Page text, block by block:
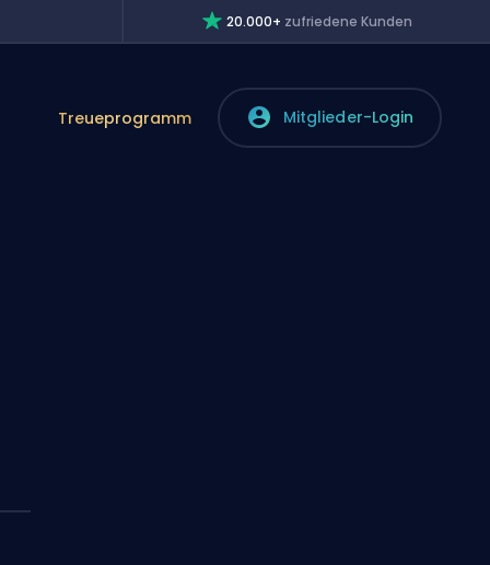
20.000+ zufriedene Kunden
Treueprogramm Mitglieder-Login